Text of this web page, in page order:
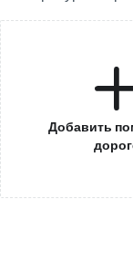
Добавить